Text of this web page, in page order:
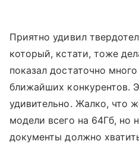
Приятно удивил
который, кстати, тоже
показал достаточно
ближайших конкурентов.
удивительно. Жалко, что
модели всего на 64Гб, но
документы должно